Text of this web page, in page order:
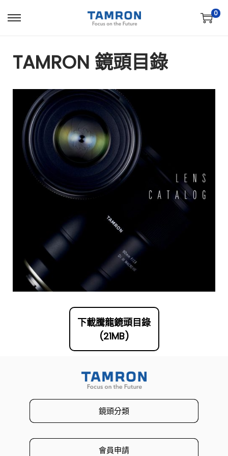
0
TAMRON 鏡頭目錄
下載騰龍鏡頭目錄
(21MB)
鏡頭分類
會員申請